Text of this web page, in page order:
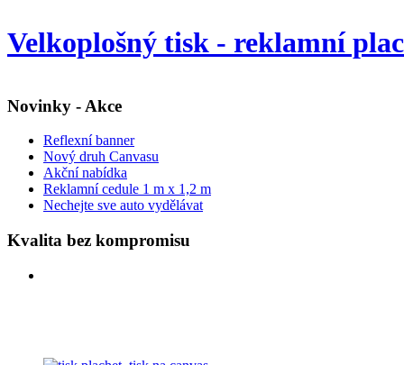
Velkoplošný tisk - reklamní
Novinky - Akce
Reflexní banner
Nový druh Canvasu
Akční nabídka
Reklamní cedule 1 m x 1,2 m
Nechejte sve auto vydělávat
Kvalita bez kompromisu